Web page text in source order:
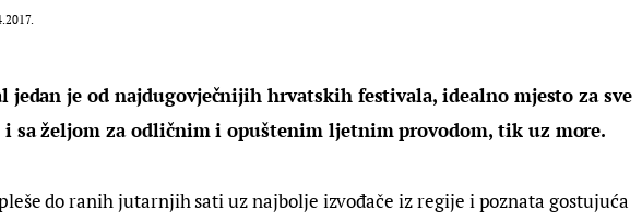
jedan je od najdugovječnijih hrvatskih festivala, idealno mjesto za sve
i sa željom za odličnim i opuštenim ljetnim provodom, tik uz more.
do ranih jutarnjih sati uz najbolje izvođače iz regije i poznata gostujuća